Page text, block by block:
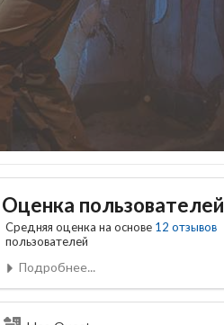
Оценка пользователей
Средняя оценка на основе 12 отзывов
пользователей
Подробнее...